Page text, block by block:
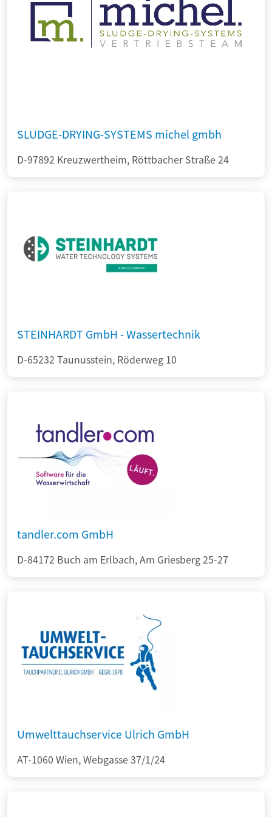
SLUDGE-DRYING-SYSTEMS michel gmbh
D-97892 Kreuzwertheim, Röttbacher Straße 24
STEINHARDT GmbH - Wassertechnik
D-65232 Taunusstein, Röderweg 10
tandler.com GmbH
D-84172 Buch am Erlbach, Am Griesberg 25-27
Umwelttauchservice Ulrich GmbH
AT-1060 Wien, Webgasse 37/1/24